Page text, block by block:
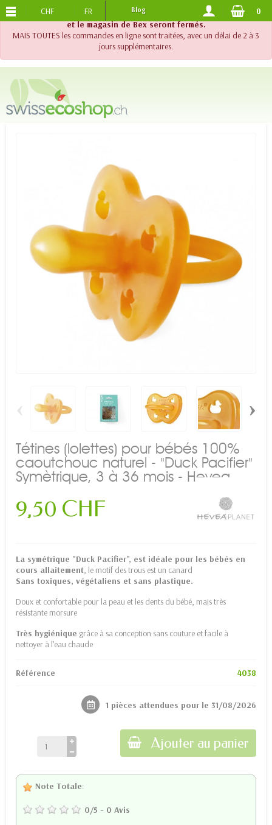
!! Important !! Jusqu'au 20 août 2026, le support téléphonique
et le magasin de Bex seront fermés.
MAIS TOUTES les commandes en ligne sont traitées, avec un délai de 2 à 3
jours supplémentaires.
PORTS OFFERTS DES 120.-
CHF FR Blog 0
‹ ›
Tétines (lolettes) pour bébés 100%
caoutchouc naturel - "Duck Pacifier"
Symètrique, 3 à 36 mois - Hevea
9,50 CHF
La symétrique "Duck Pacifier", est idéale pour les bébés en
cours allaitement, le motif des trous est un canard
Sans toxiques, végétaliens et sans plastique.
Doux et confortable pour la peau et les dents du bébé, mais très
résistante morsure
Très hygiénique grâce à sa conception sans couture et facile à
nettoyer à l’eau chaude
Référence 4038
1 pièces attendues pour le 31/08/2026
Ajouter au panier
Note Totale:
0/5 - 0 Avis